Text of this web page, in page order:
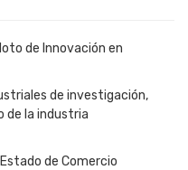
de Innovación en
de investigación,
de la industria
de Comercio